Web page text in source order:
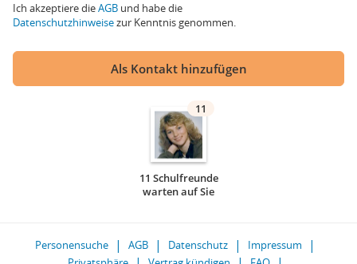
Ich akzeptiere dieAGB und habe die
Datenschutzhinweisezur Kenntnis genommen.
Als Kontakt hinzufügen
11
11 Schulfreunde
warten auf Sie
Personensuche AGB Datenschutz
Impressum